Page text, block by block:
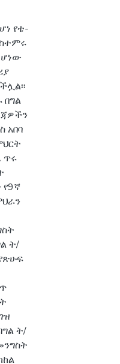
የቴ-
አበባ
ጥሩ
ት/
ት/